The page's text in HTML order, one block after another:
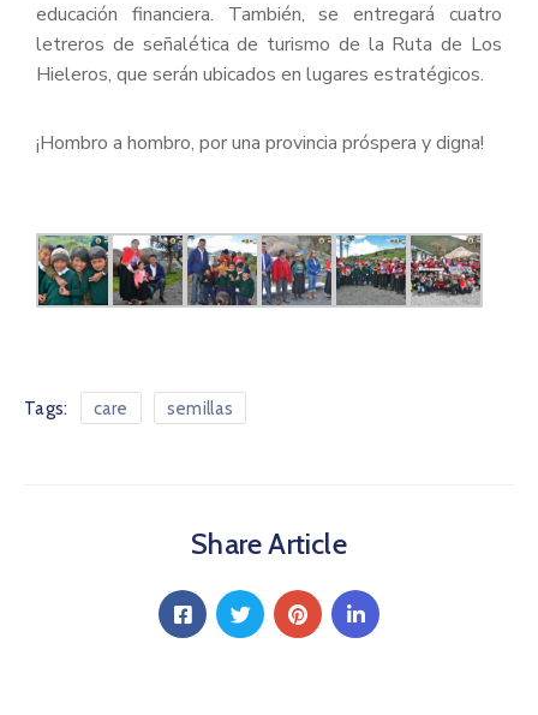
educación financiera. También, se entregará cuatro
letreros de señalética de turismo de la Ruta de Los
Hieleros, que serán ubicados en lugares estratégicos.
¡Hombro a hombro, por una provincia próspera y digna!
Tags: care semillas
Share Article